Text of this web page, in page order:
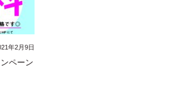
年2月9日
ペーン